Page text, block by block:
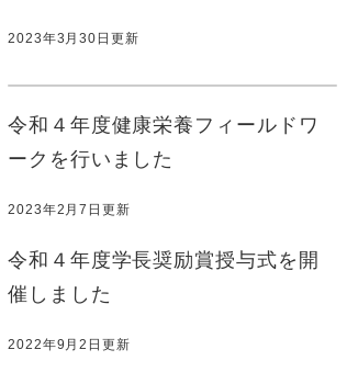
2023年3月30日更新
令和４年度健康栄養フィールドワ
ークを行いました
2023年2月7日更新
令和４年度学長奨励賞授与式を開
催しました
2022年9月2日更新